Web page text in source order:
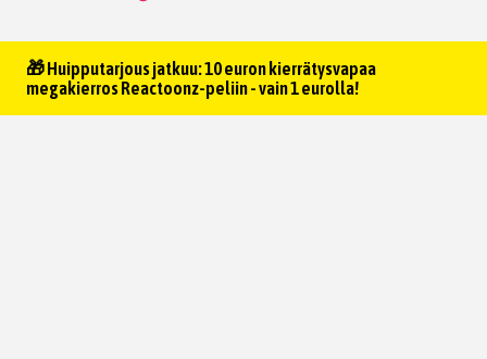
🎁 Huipputarjous jatkuu: 10 euron kierrätysvapaa
megakierros Reactoonz-peliin - vain 1 eurolla!